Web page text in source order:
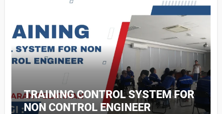
TRAINING CONTROL SYSTEM FOR
NON CONTROL ENGINEER